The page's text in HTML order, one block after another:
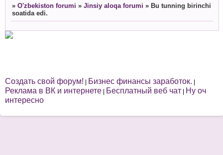
» O'zbekiston forumi » Jinsiy aloqa forumi » Bu tunning birinchi
soatida edi.
Создать свой форум! | Бизнес финансы заработок. |
Реклама в ВК и интернете | Бесплатный веб чат | Ну оч
интересно